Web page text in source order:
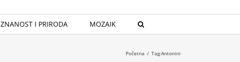
ZNANOST I PRIRODA MOZAIK
Početna / Tag:Antonini